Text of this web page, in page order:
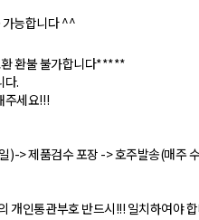
능합니다 ^^
환불 불가합니다*****
다.
주세요!!!
)-> 제품검수 포장 -> 호주발송(매주
개인통관부호 반드시!!! 일치하여야